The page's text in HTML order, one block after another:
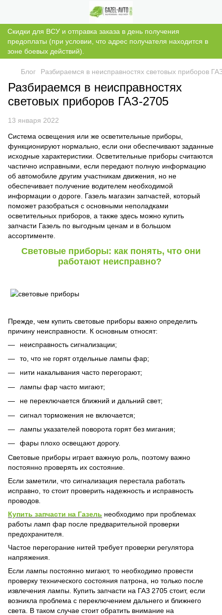
Скидки для ВСУ и отправка заказа в день получения
предоплаты (при условии, что адрес получателя находится в
зоне боевых действий).
Блог Разбираемся в неисправностях световых приборов
Разбираемся в неисправностях
световых приборов ГАЗ-2705
13 января 2022
Система освещения или же осветительные приборы,
функционируют нормально, если они обеспечивают заданные
исходные характеристики. Осветительные приборы считаются
частично исправными, если передают полную информацию
об автомобиле другим участникам движения, но не
обеспечивает получение водителем необходимой
информации о дороге. Газель магазин запчастей, который
поможет разобраться с основными неполадками
осветительных приборов, а также здесь можно купить
запчасти Газель по выгодным ценам и в большом
ассортименте.
Световые приборы: как понять, что они
работают неисправно?
Прежде, чем купить световые приборы важно определить
причину неисправности. К основным относят:
неисправность сигнализации;
то, что не горят отдельные лампы фар;
нити накалывания часто перегорают;
лампы фар часто мигают;
не переключается ближний и дальний свет;
сигнал торможения не включается;
лампы указателей поворота горят без мигания;
фары плохо освещают дорогу.
Световые приборы играет важную роль, поэтому важно
постоянно проверять их состояние.
Если заметили, что сигнализация перестала работать
исправно, то стоит проверить надежность и исправность
проводов.
Купить запчасти на Газель необходимо при проблемах
работы ламп фар после предварительной проверки
предохранителя.
Частое перегорание нитей требует проверки регулятора
напряжения.
Если лампы постоянно мигают, то необходимо провести
проверку технического состояния патрона, но только после
извлечения лампы. Купить запчасти на ГАЗ 2705 стоит, если
возникла проблема с переключением дальнего и ближнего
света. В таком случае стоит обратить внимание на